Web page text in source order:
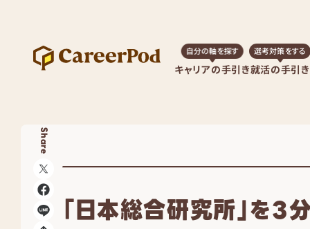
キャリアの手引き
自分の軸を探す
就活の手引き
選考対策をする
Share
「日本総合研究所」を3